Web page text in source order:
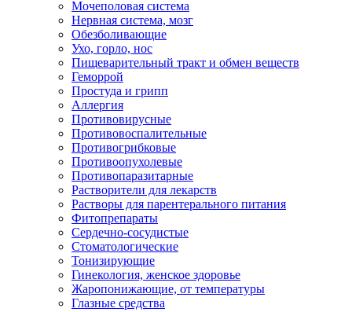
Мочеполовая система
Нервная система, мозг
Обезболивающие
Ухо, горло, нос
Пищеварительный тракт и обмен веществ
Геморрой
Простуда и грипп
Аллергия
Противовирусные
Противовоспалительные
Противогрибковые
Противоопухолевые
Противопаразитарные
Растворители для лекарств
Растворы для парентерального питания
Фитопрепараты
Сердечно-сосудистые
Стоматологические
Тонизирующие
Гинекология, женское здоровье
Жаропонижающие, от температуры
Глазные средства